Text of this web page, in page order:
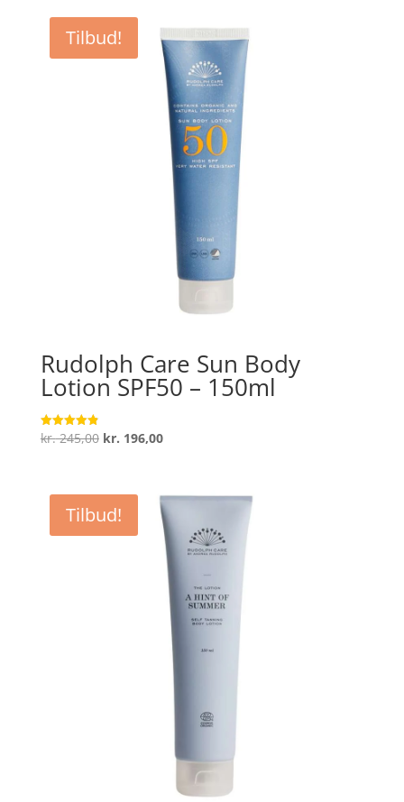
Tilbud!
Rudolph Care Sun Body
Lotion SPF50 – 150ml
Vurderet
4.9
kr.245,00 Den
var:
kr. 245,00.
kr. 196,00Den
er:
kr. 196,00.
Tilbud!